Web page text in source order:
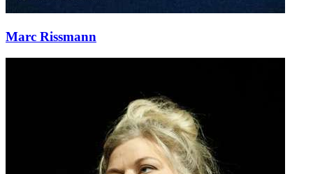
Marc Rissmann